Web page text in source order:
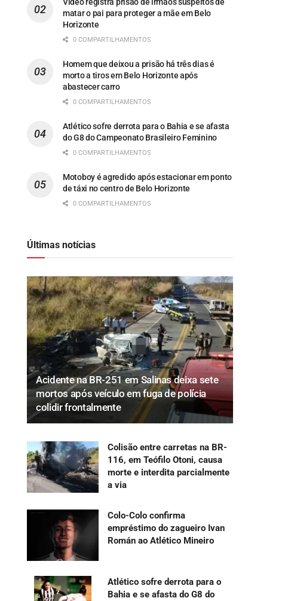
matar o pai para proteger a mãe em Belo
Horizonte
0 COMPARTILHAMENTOS
Homem que deixou a prisão há três dias é
morto a tiros em Belo Horizonte após
abastecer carro
0 COMPARTILHAMENTOS
Atlético sofre derrota para o Bahia e se afasta
do G8 do Campeonato Brasileiro Feminino
0 COMPARTILHAMENTOS
Motoboy é agredido após estacionar em ponto
de táxi no centro de Belo Horizonte
0 COMPARTILHAMENTOS
Últimas notícias
Acidente na BR-251 em Salinas deixa sete
mortos após veículo em fuga de polícia
colidir frontalmente
Colisão entre carretas na BR-
116, em Teófilo Otoni, causa
morte e interdita parcialmente
a via
Colo-Colo confirma
empréstimo do zagueiro Ivan
Román ao Atlético Mineiro
Atlético sofre derrota para o
Bahia e se afasta do G8 do